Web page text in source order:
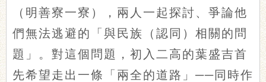
（明善寮一寮），兩人一起探討、爭論他
們無法逃避的「與民族（認同）相關的問
題」。對這個問題，初入二高的葉盛吉首
先希望走出一條「兩全的道路」──同時作